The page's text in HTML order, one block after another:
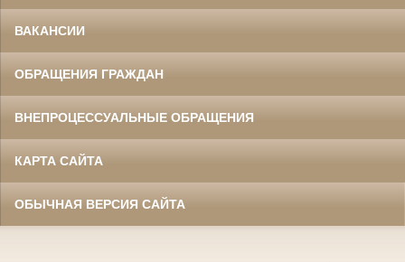
ВАКАНСИИ
ОБРАЩЕНИЯ ГРАЖДАН
ВНЕПРОЦЕССУАЛЬНЫЕ ОБРАЩЕНИЯ
КАРТА САЙТА
ОБЫЧНАЯ ВЕРСИЯ САЙТА